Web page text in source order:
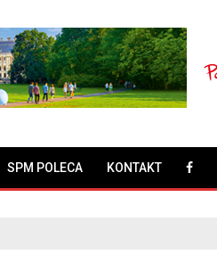
SPM POLECA KONTAKT